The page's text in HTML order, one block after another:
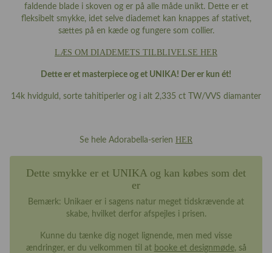
faldende blade i skoven og er på alle måde unikt. Dette er et
fleksibelt smykke, idet selve diademet kan knappes af stativet,
sættes på en kæde og fungere som collier.
LÆS OM DIADEMETS TILBLIVELSE HER
Dette er et masterpiece og et UNIKA! Der er kun ét!
14k hvidguld, sorte tahitiperler og i alt 2,335 ct TW/VVS diamanter
Se hele Adorabella-serien HER
Dette smykke er et UNIKA og kan købes som det
er
Bemærk: Unikaer er i sagens natur meget tidskrævende at
skabe, hvilket derfor afspejles i prisen.
Kunne du tænke dig noget lignende, men med visse
ændringer, er du velkommen til at booke et designmøde, så